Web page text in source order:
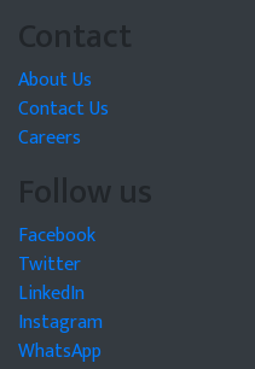
Contact
About Us
Contact Us
Careers
Follow us
Facebook
Twitter
LinkedIn
Instagram
WhatsApp